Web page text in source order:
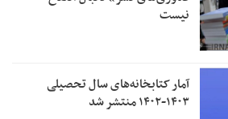
نیست
آمار کتابخانه‌های سال تحصیلی
۱۴۰۳-۱۴۰۲ منتشر شد